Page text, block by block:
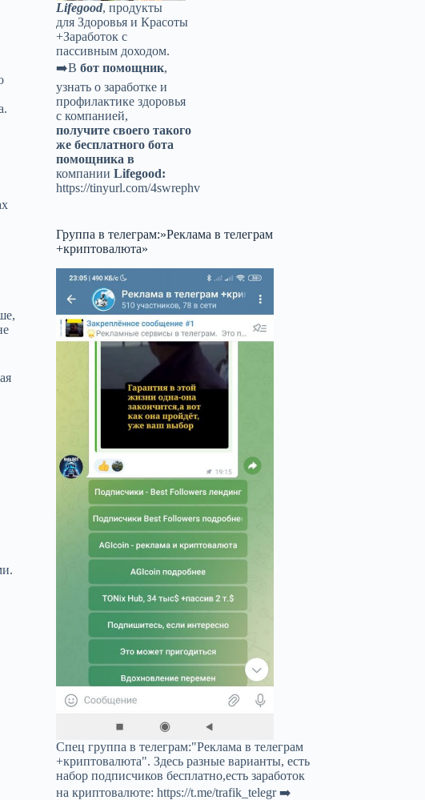
Lifegood, продукты
для Здоровья и Красоты
+Заработок с
пассивным доходом.
➡️Вбот помощник,
узнать о заработке и
профилактике здоровья
с компанией,
получите своего такого
же бесплатного бота
помощника в
компанииLifegood:
https://tinyurl.com/4swrephv
Группа в телеграм:»Реклама в телеграм
+криптовалюта»
Спец группа в телеграм:"Реклама в телеграм
+криптовалюта". Здесь разные варианты, есть
набор подписчиков бесплатно,есть заработок
на криптовалюте:https://t.me/trafik_telegr➡️